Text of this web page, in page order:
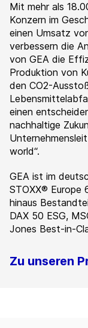
Mit mehr als
Konzern im
einen Umsatz
verbessern die
von GEA die
Produktion von
den CO2-
einen
nachhaltige
world“.
GEA ist im
STOXX®
hinaus
DAX 50 ESG,
Jones Best-in-
Zu unseren